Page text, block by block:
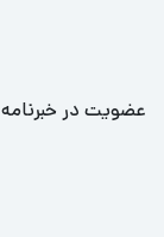
عضویت در خبرنامه